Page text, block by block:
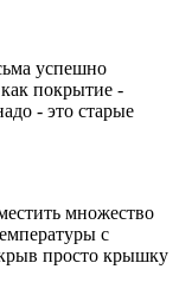
успешно
покрытие -
- это старые
множество
с
просто крышку